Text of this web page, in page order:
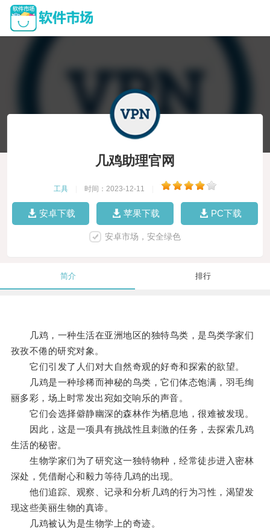
几鸡助理官网
工具 时间：2023-12-11
安卓下载 苹果下载 PC下载
安卓市场，安全绿色
简介 排行
几鸡，一种生活在亚洲地区的独特鸟类，是鸟类学家们
孜孜不倦的研究对象。
它们引发了人们对大自然奇观的好奇和探索的欲望。
几鸡是一种珍稀而神秘的鸟类，它们体态饱满，羽毛绚
丽多彩，场上时常发出宛如交响乐的声音。
它们会选择僻静幽深的森林作为栖息地，很难被发现。
因此，这是一项具有挑战性且刺激的任务，去探索几鸡
生活的秘密。
生物学家们为了研究这一独特物种，经常徒步进入密林
深处，凭借耐心和毅力等待几鸡的出现。
他们追踪、观察、记录和分析几鸡的行为习性，渴望发
现这些美丽生物的真谛。
几鸡被认为是生物学上的奇迹。